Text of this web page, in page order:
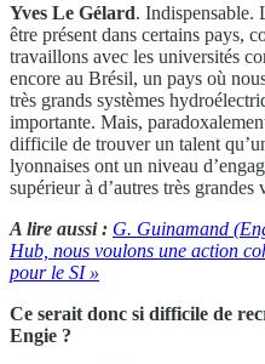
Yves Le Gélard. Indispensable.
être présent dans certains pays,
travaillons avec les universités
encore au Brésil, un pays où
très grands systèmes
importante. Mais,
difficile de trouver un talent
lyonnaises ont un niveau
supérieur à d’autres très grandes
A lire aussi : G. Guinamand
Hub, nous voulons une action
pour le SI »
Ce serait donc si difficile de
Engie ?